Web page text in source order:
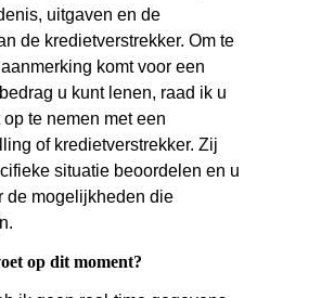
uitgaven en de
de kredietverstrekker. Om te
komt voor een
u kunt lenen, raad ik u
te nemen met een
of kredietverstrekker. Zij
situatie beoordelen en u
de mogelijkheden die
op dit moment?